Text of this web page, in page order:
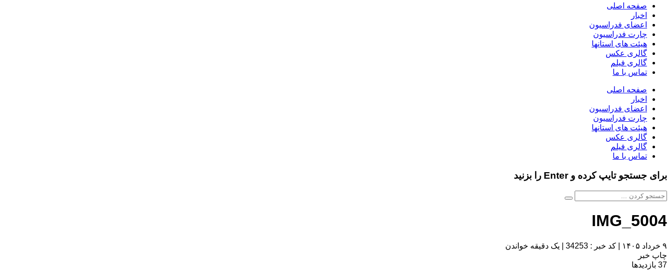
صفحه اصلی
اخبار
اعضای فدراسیون
چارت فدراسیون
هیئت های استانها
گالری عکس
گالری فیلم
تماس با ما
صفحه اصلی
اخبار
اعضای فدراسیون
چارت فدراسیون
هیئت های استانها
گالری عکس
گالری فیلم
تماس با ما
برای جستجو تایپ کرده و Enter را بزنید
IMG_5004
۹ خرداد ۱۴۰۵ کد خبر : 34253
یک دقیقه خواندن
چاپ خبر
37 بازدیدها